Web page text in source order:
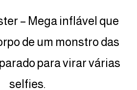
– Mega inflável que
de um monstro das
para virar várias
selfies.